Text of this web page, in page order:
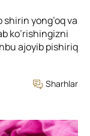
yong’oq va
ko’rishingizni
ajoyib pishiriq
Sharhlar